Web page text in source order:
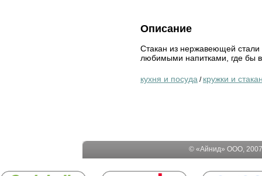
Описание
Стакан из нержавеющей
любимыми напитками, где бы
кухня и посуда / кружки и
© «Айнид» ООО,